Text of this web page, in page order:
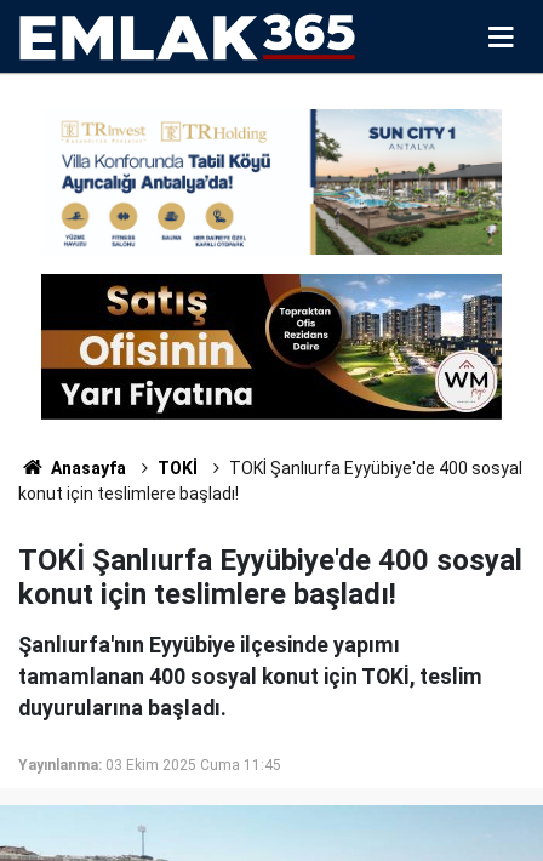
Anasayfa TOKİ
TOKİ Şanlıurfa Eyyübiye'de 400 sosyal
konut için teslimlere başladı!
TOKİ Şanlıurfa Eyyübiye'de 400 sosyal
konut için teslimlere başladı!
Şanlıurfa'nın Eyyübiye ilçesinde yapımı
tamamlanan 400 sosyal konut için TOKİ, teslim
duyurularına başladı.
Yayınlanma: 03 Ekim 2025 Cuma 11:45